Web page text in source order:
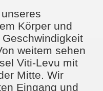
Körper und
weitem sehen
Viti-Levu mit
Mitte. Wir
Eingang und